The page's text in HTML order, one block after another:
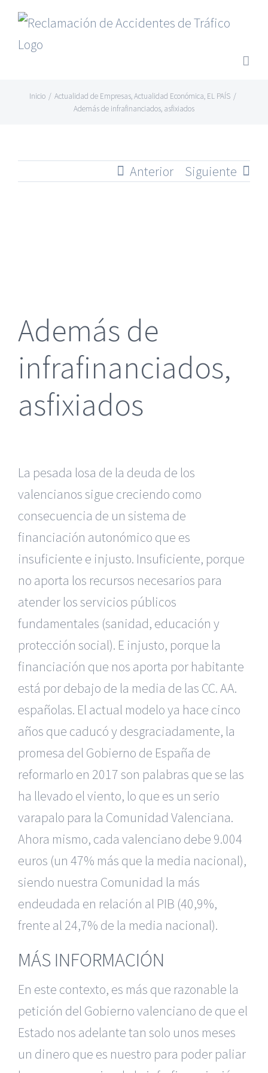
Saltar
contenido
Inicio / Actualidad de Empresas,Actualidad Económica, EL PAÍS /
Además de infrafinanciados, asfixiados
Anterior Siguiente
Además de
infrafinanciados,
asfixiados
La pesada losa de la deuda de los
valencianos sigue creciendo como
consecuencia de un sistema de
financiación autonómico que es
insuficiente e injusto. Insuficiente, porque
no aporta los recursos necesarios para
atender los servicios públicos
fundamentales (sanidad, educación y
protección social). E injusto, porque la
financiación que nos aporta por habitante
está por debajo de la media de las CC. AA.
españolas. El actual modelo ya hace cinco
años que caducó y desgraciadamente, la
promesa del Gobierno de España de
reformarlo en 2017 son palabras que se las
ha llevado el viento, lo que es un serio
varapalo para la Comunidad Valenciana.
Ahora mismo, cada valenciano debe 9.004
euros (un 47% más que la media nacional),
siendo nuestra Comunidad la más
endeudada en relación al PIB (40,9%,
frente al 24,7% de la media nacional).
MÁS INFORMACIÓN
En este contexto, es más que razonable la
petición del Gobierno valenciano de que el
Estado nos adelante tan solo unos meses
un dinero que es nuestro para poder paliar